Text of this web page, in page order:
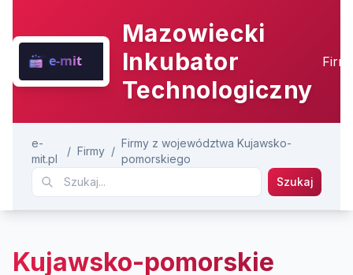
Mazowiecki
Inkubator
Technologiczny
e-
mit.pl
/ Firmy /
Firmy z województwa Kujawsko-
pomorskiego
Szukaj
Kujawsko-pomorskie